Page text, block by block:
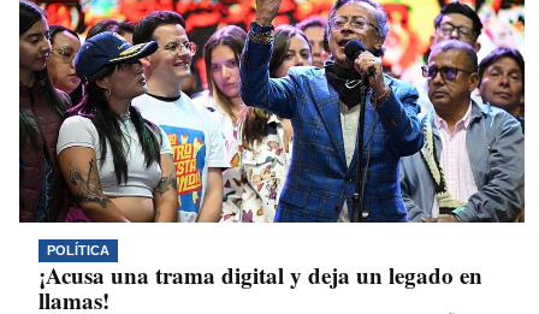
POLÍTICA
¡Acusa una trama digital y deja un legado en
llamas!